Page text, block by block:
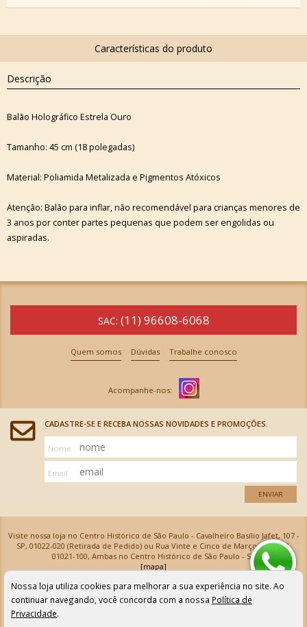
Descrição
Balão Holográfico Estrela Ouro
Tamanho: 45 cm (18 polegadas)
Material: Poliamida Metalizada e Pigmentos Atóxicos
Atenção: Balão para inflar, não recomendável para crianças menores de
3 anos por conter partes pequenas que podem ser engolidas ou
aspiradas.
SAC: (11) 96608-6068
Quem somos Dúvidas Trabalhe conosco
CADASTRE-SE E RECEBA NOSSAS NOVIDADES E PROMOÇÕES.
Nome
Email
ENVIAR
Visite nossa loja no Centro Histórico de São Paulo - Cavalheiro Basílio Jafet, 107 -
SP, 01022-020 (Retirada de Pedido) ou Rua Vinte e Cinco de Março, 576 - SP,
01021-100, Ambas no Centro Histórico de São Paulo - SP
[mapa]
Armarinhos Santa Cecília Ltda | CNPJ: 61.069.639/0001-18
Os preços e as condições de pagamento apresentadas na loja virtual não valem para nossa loja física e
podem sofrer alterações sem aviso prévio. Vendas com cartão de crédito sujeitas a análise e
confirmação de dados.
Nossa loja utiliza cookies para melhorar a sua experiência no site. Ao
continuar navegando, você concorda com a nossa Política de
Privacidade.